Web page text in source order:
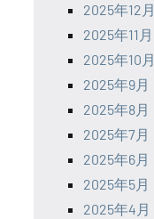
2025年12月
2025年11月
2025年10月
2025年9月
2025年8月
2025年7月
2025年6月
2025年5月
2025年4月